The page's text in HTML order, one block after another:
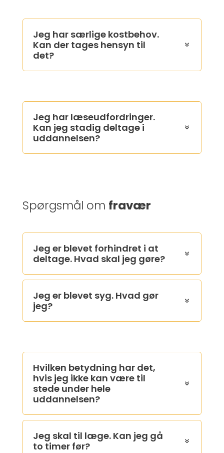
Jeg har særlige kostbehov.
Kan der tages hensyn til
det?
Jeg har læseudfordringer.
Kan jeg stadig deltage i
uddannelsen?
Spørgsmål om fravær
Jeg er blevet forhindret i at
deltage. Hvad skal jeg gøre?
Jeg er blevet syg. Hvad gør
jeg?
Hvilken betydning har det,
hvis jeg ikke kan være til
stede under hele
uddannelsen?
Jeg skal til læge. Kan jeg gå
to timer før?